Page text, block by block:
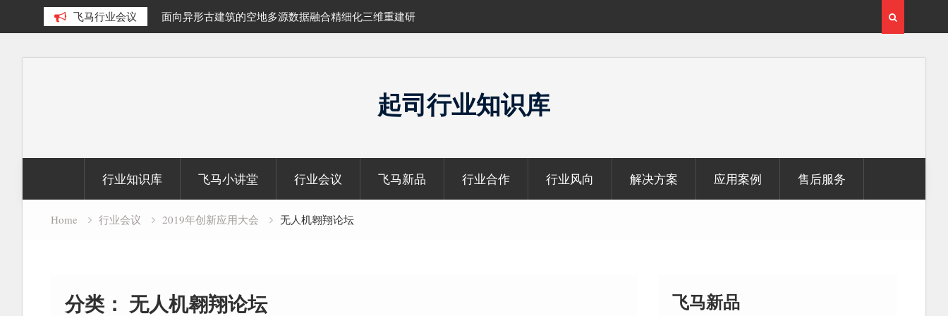
飞马行业会议
提取及面积动态变化研究
面向异形古建筑的空地多源数据融合精细化三维重建研
究
覆盖1000公里带状密林高山区的飞马机载激光雷达点
云数据及正射影像
起司行业知识库
行业知识库 飞马小讲堂 行业会议 飞马新品 行业合作 行业风向 解决方案 应用案例 售后服务
Home 行业会议 2019年创新应用大会 无人机翱翔论坛
分类： 无人机翱翔论坛 飞马新品